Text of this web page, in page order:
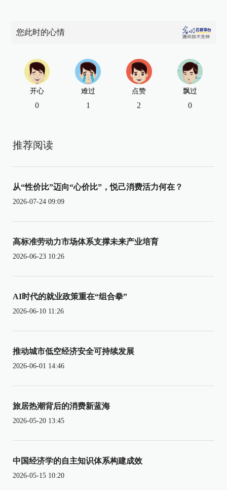
您此时的心情
开心
0
难过
1
点赞
2
飘过
0
推荐阅读
从“性价比”迈向“心价比”，悦己消费活力何在？
2026-07-24 09:09
高标准劳动力市场体系支撑未来产业培育
2026-06-23 10:26
AI时代的就业政策重在“组合拳”
2026-06-10 11:26
推动城市低空经济安全可持续发展
2026-06-01 14:46
旅居热潮背后的消费新蓝海
2026-05-20 13:45
中国经济学的自主知识体系构建成效
2026-05-15 10:20